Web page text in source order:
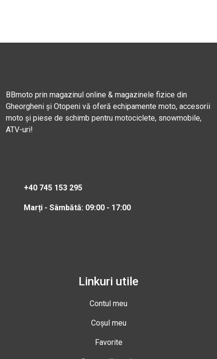
BBmoto prin magazinul online & magazinele fizice din
Gheorgheni și Otopeni vă oferă echipamente moto, accesorii
moto și piese de schimb pentru motociclete, snowmobile,
ATV-uri!
+40 745 153 295
Marți - Sâmbătă: 09:00 - 17:00
Linkuri utile
Contul meu
Coșul meu
Favorite